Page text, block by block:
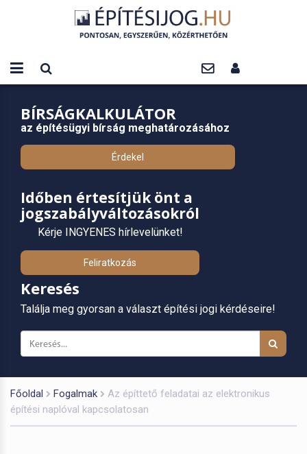
BÍRSÁGKALKULÁTOR
az építésügyi bírság meghatározásához
Érdekel
Időben értesítjük önt a
jogszabályváltozásokról
Kérje INGYENES hírlevelünket!
Feliratkozás
Keresés
Találja meg gyorsan a választ építési jogi kérdéseire!
Főoldal Fogalmak
Az építtető feladatai az elektronikus
építési naplóval kapcsolatosan